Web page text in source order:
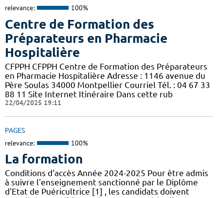
relevance: 100%
Centre de Formation des
Préparateurs en Pharmacie
Hospitalière
CFPPH CFPPH Centre de Formation des Préparateurs
en Pharmacie Hospitalière Adresse : 1146 avenue du
Père Soulas 34000 Montpellier Courriel Tél. : 04 67 33
88 11 Site Internet Itinéraire Dans cette rub
22/04/2025 19:11
PAGES
relevance: 100%
La formation
Conditions d'accès Année 2024-2025 Pour être admis
à suivre l'enseignement sanctionné par le Diplôme
d'Etat de Puéricultrice [1] , les candidats doivent